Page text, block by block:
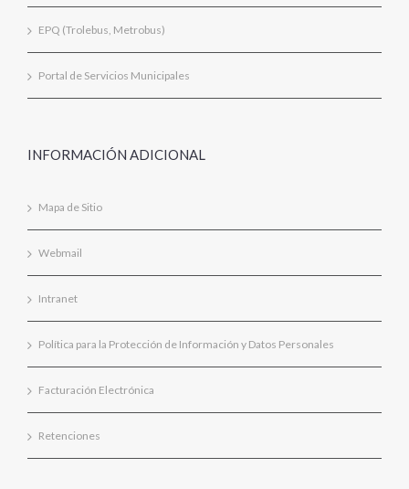
EPQ (Trolebus, Metrobus)
Portal de Servicios Municipales
INFORMACIÓN ADICIONAL
Mapa de Sitio
Webmail
Intranet
Política para la Protección de Información y Datos Personales
Facturación Electrónica
Retenciones